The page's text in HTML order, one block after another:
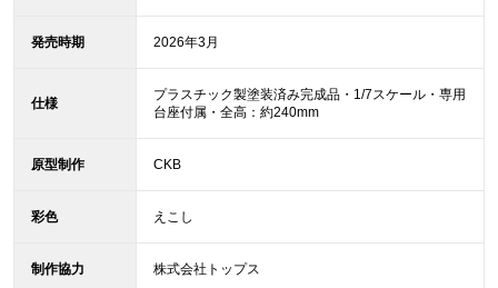
発売時期 2026年3月
仕様
プラスチック製塗装済み完成品・1/7スケール・専用
台座付属・全高：約240mm
原型制作 CKB
彩色 えこし
制作協力 株式会社トップス